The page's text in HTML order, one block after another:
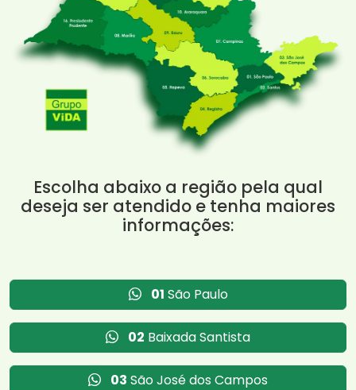
Escolha abaixo a região pela qual
deseja ser atendido e tenha maiores
informações:
01 São Paulo
02 Baixada Santista
03 São José dos Campos